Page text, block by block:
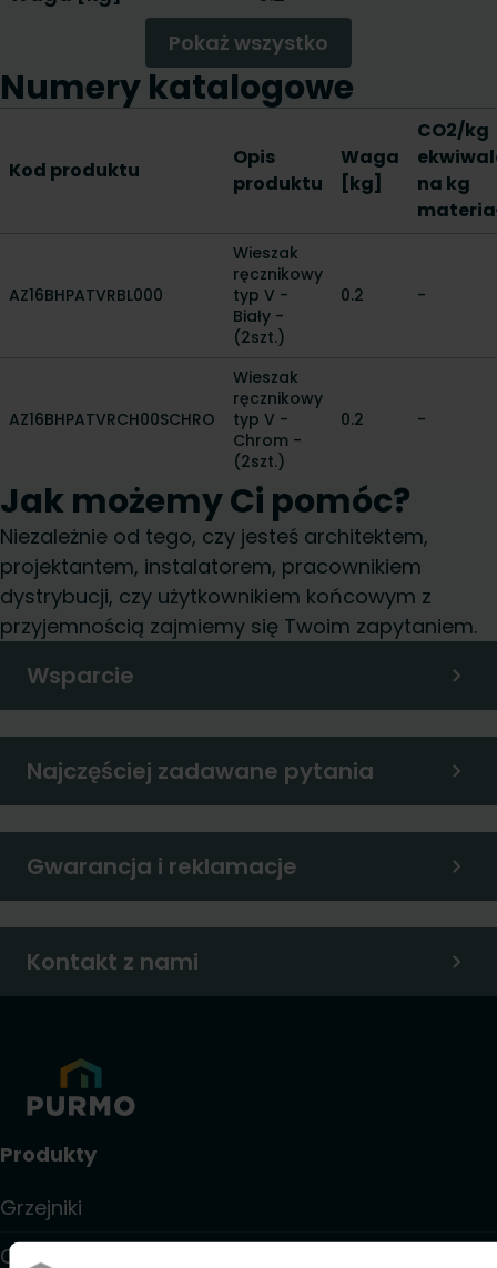
Pokaż wszystko
Numery katalogowe
Kod produktu
Opis
produktu
Waga
[kg]
CO2/kg
na kg
AZ16BHPATVRBL000
Wieszak
ręcznikowy
typ V -
Biały -
(2szt.)
0.2 -
AZ16BHPATVRCH00SCHRO
Wieszak
ręcznikowy
typ V -
Chrom -
(2szt.)
0.2 -
Jak możemy Ci pomóc?
Niezależnie od tego, czy jesteś architektem,
projektantem, instalatorem, pracownikiem
dystrybucji, czy użytkownikiem końcowym z
przyjemnością zajmiemy się Twoim zapytaniem.
Wsparcie
Najczęściej zadawane pytania
Gwarancja i reklamacje
Kontakt z nami
Produkty
Grzejniki
Ogrzewanie i chłodzenie podłogowe